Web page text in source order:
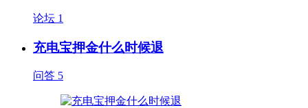
论坛 1
充电宝押金什么时候退
问答 5